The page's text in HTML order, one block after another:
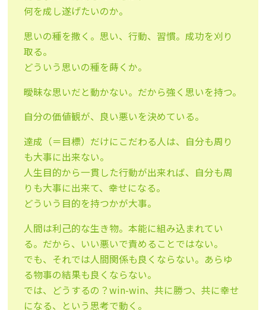
何を成し遂げたいのか。
思いの種を撒く。思い、行動、習慣。成功を刈り
取る。
どういう思いの種を蒔くか。
曖昧な思いだと動かない。だから強く思いを持つ。
自分の価値観が、良い悪いを決めている。
達成（＝目標）だけにこだわる人は、自分も周り
も大事に出来ない。
人生目的から一貫した行動が出来れば、自分も周
りも大事に出来て、幸せになる。
どういう目的を持つかが大事。
人間は利己的な生き物。本能に組み込まれてい
る。だから、いい悪いで責めることではない。
でも、それでは人間関係も良くならない。あらゆ
る物事の結果も良くならない。
では、どうするの？win-win、共に勝つ、共に幸せ
になる、という思考で動く。